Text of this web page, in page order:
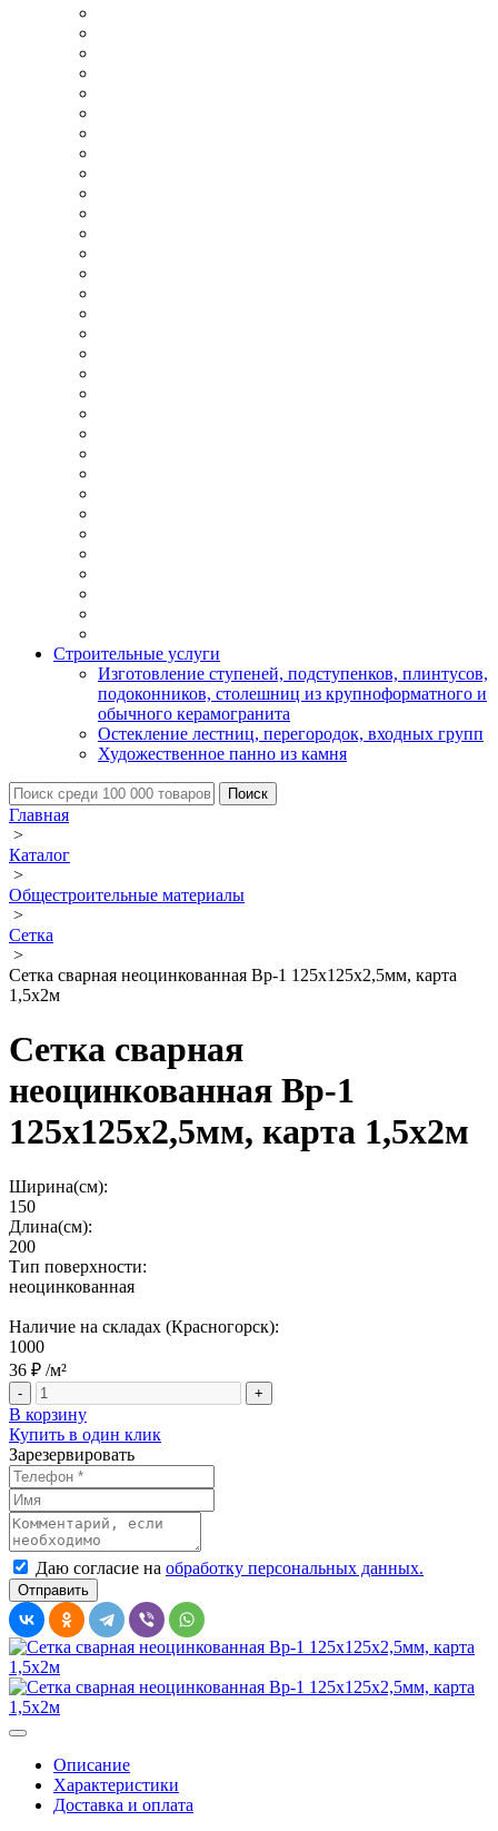
Строительные услуги
Изготовление ступеней, подступенков, плинтусов,
подоконников, столешниц из крупноформатного и
обычного керамогранита
Остекление лестниц, перегородок, входных групп
Художественное панно из камня
Главная
>
Каталог
>
Общестроительные материалы
>
Сетка
>
Сетка сварная неоцинкованная Вр-1 125х125х2,5мм, карта
1,5х2м
Сетка сварная
неоцинкованная Вр-1
125х125х2,5мм, карта 1,5х2м
Ширина(см):
150
Длина(см):
200
Тип поверхности:
неоцинкованная
Наличие на складах (Красногорск):
1000
36 ₽ /м²
- +
В корзину
Купить в один клик
Зарезервировать
Даю согласие на обработку персональных данных.
Описание
Характеристики
Доставка и оплата